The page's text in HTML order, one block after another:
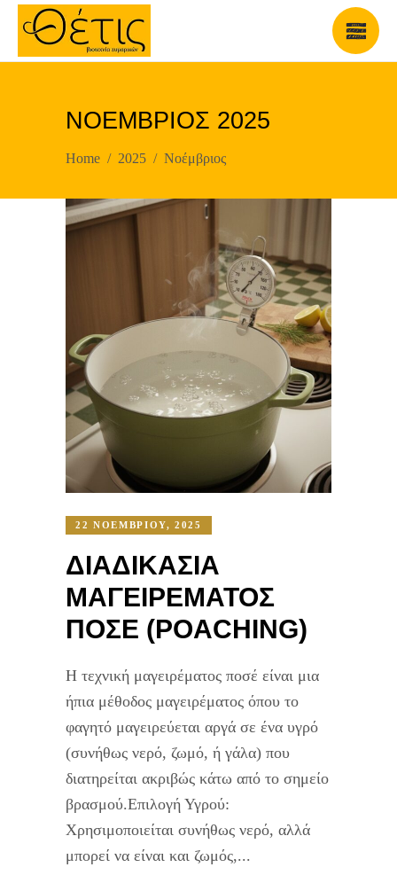
ΝΟΈΜΒΡΙΟΣ 2025
Home / 2025 / Νοέμβριος
22 ΝΟΕΜΒΡΊΟΥ, 2025
ΔΙΑΔΙΚΑΣΊΑ
ΜΑΓΕΙΡΈΜΑΤΟΣ
ΠΟΣΈ (POACHING)
Η τεχνική μαγειρέματος ποσέ είναι μια
ήπια μέθοδος μαγειρέματος όπου το
φαγητό μαγειρεύεται αργά σε ένα υγρό
(συνήθως νερό, ζωμό, ή γάλα) που
διατηρείται ακριβώς κάτω από το σημείο
βρασμού.Επιλογή Υγρού:
Χρησιμοποιείται συνήθως νερό, αλλά
μπορεί να είναι και ζωμός,